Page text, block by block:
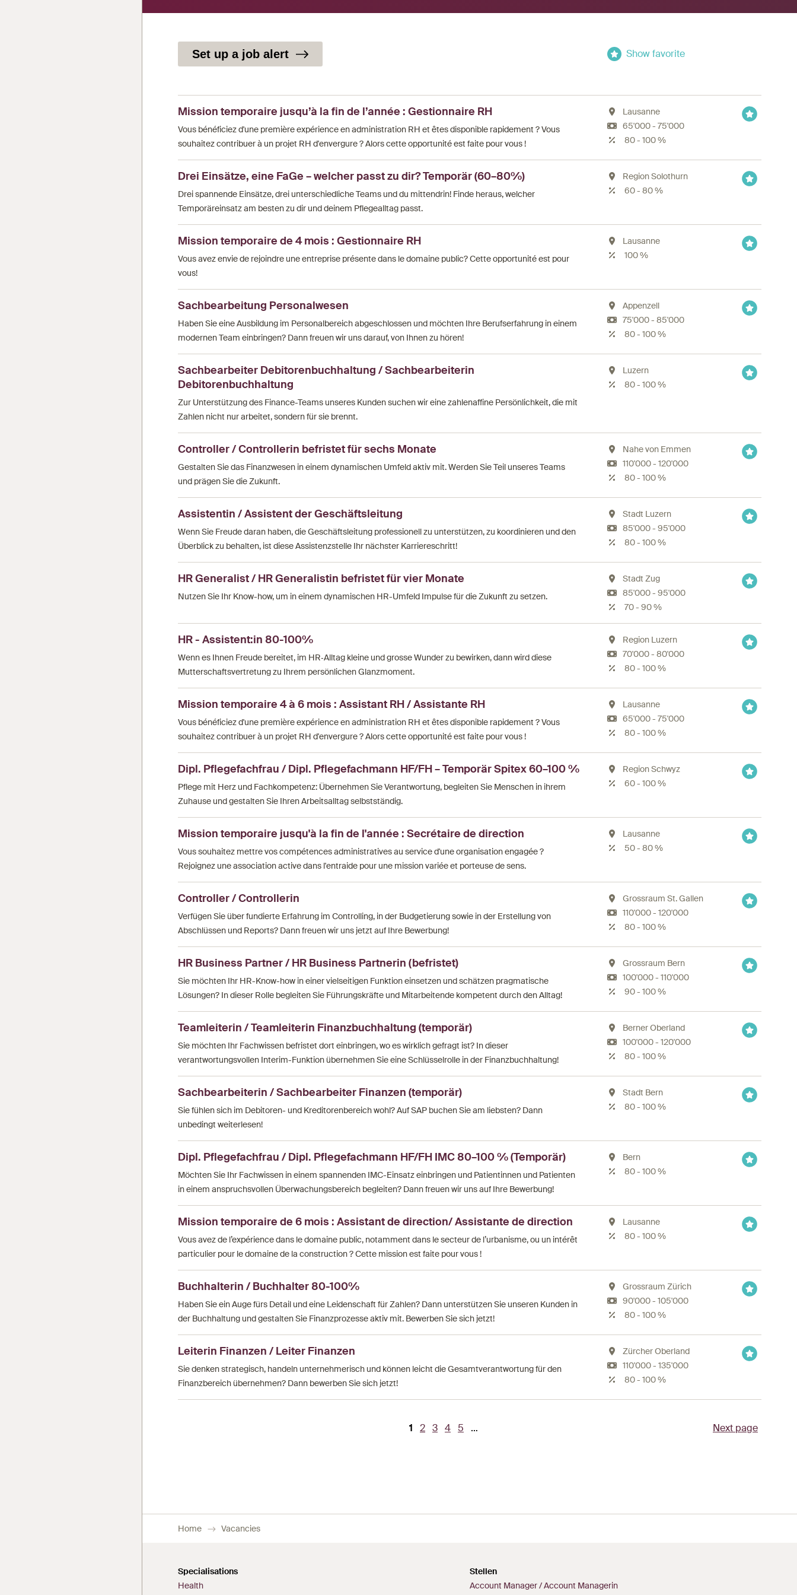
Set up a job alert Show favorite
Mission temporaire jusqu’à la fin de l’année : Gestionnaire RH
Vous bénéficiez d'une première expérience en administration RH et êtes disponible rapidement ? Vous
souhaitez contribuer à un projet RH d'envergure ? Alors cette opportunité est faite pour vous !
Lausanne
65'000 - 75'000
80 - 100 %
Drei Einsätze, eine FaGe – welcher passt zu dir? Temporär (60–80%)
Drei spannende Einsätze, drei unterschiedliche Teams und du mittendrin! Finde heraus, welcher
Temporäreinsatz am besten zu dir und deinem Pflegealltag passt.
Region Solothurn
60 - 80 %
Mission temporaire de 4 mois : Gestionnaire RH
Vous avez envie de rejoindre une entreprise présente dans le domaine public? Cette opportunité est pour
vous!
Lausanne
100 %
Sachbearbeitung Personalwesen
Haben Sie eine Ausbildung im Personalbereich abgeschlossen und möchten Ihre Berufserfahrung in einem
modernen Team einbringen? Dann freuen wir uns darauf, von Ihnen zu hören!
Appenzell
75'000 - 85'000
80 - 100 %
Sachbearbeiter Debitorenbuchhaltung / Sachbearbeiterin
Debitorenbuchhaltung
Zur Unterstützung des Finance-Teams unseres Kunden suchen wir eine zahlenaffine Persönlichkeit, die mit
Zahlen nicht nur arbeitet, sondern für sie brennt.
Luzern
80 - 100 %
Controller / Controllerin befristet für sechs Monate
Gestalten Sie das Finanzwesen in einem dynamischen Umfeld aktiv mit. Werden Sie Teil unseres Teams
und prägen Sie die Zukunft.
Nahe von Emmen
110'000 - 120'000
80 - 100 %
Assistentin / Assistent der Geschäftsleitung
Wenn Sie Freude daran haben, die Geschäftsleitung professionell zu unterstützen, zu koordinieren und den
Überblick zu behalten, ist diese Assistenzstelle Ihr nächster Karriereschritt!
Stadt Luzern
85'000 - 95'000
80 - 100 %
HR Generalist / HR Generalistin befristet für vier Monate
Nutzen Sie Ihr Know-how, um in einem dynamischen HR-Umfeld Impulse für die Zukunft zu setzen.
Stadt Zug
85'000 - 95'000
70 - 90 %
HR - Assistent:in 80-100%
Wenn es Ihnen Freude bereitet, im HR‑Alltag kleine und grosse Wunder zu bewirken, dann wird diese
Mutterschaftsvertretung zu Ihrem persönlichen Glanzmoment.
Region Luzern
70'000 - 80'000
80 - 100 %
Mission temporaire 4 à 6 mois : Assistant RH / Assistante RH
Vous bénéficiez d'une première expérience en administration RH et êtes disponible rapidement ? Vous
souhaitez contribuer à un projet RH d'envergure ? Alors cette opportunité est faite pour vous !
Lausanne
65'000 - 75'000
80 - 100 %
Dipl. Pflegefachfrau / Dipl. Pflegefachmann HF/FH – Temporär Spitex 60–100 %
Pflege mit Herz und Fachkompetenz: Übernehmen Sie Verantwortung, begleiten Sie Menschen in ihrem
Zuhause und gestalten Sie Ihren Arbeitsalltag selbstständig.
Region Schwyz
60 - 100 %
Mission temporaire jusqu'à la fin de l'année : Secrétaire de direction
Vous souhaitez mettre vos compétences administratives au service d'une organisation engagée ?
Rejoignez une association active dans l'entraide pour une mission variée et porteuse de sens.
Lausanne
50 - 80 %
Controller / Controllerin
Verfügen Sie über fundierte Erfahrung im Controlling, in der Budgetierung sowie in der Erstellung von
Abschlüssen und Reports? Dann freuen wir uns jetzt auf Ihre Bewerbung!
Grossraum St. Gallen
110'000 - 120'000
80 - 100 %
HR Business Partner / HR Business Partnerin (befristet)
Sie möchten Ihr HR-Know-how in einer vielseitigen Funktion einsetzen und schätzen pragmatische
Lösungen? In dieser Rolle begleiten Sie Führungskräfte und Mitarbeitende kompetent durch den Alltag!
Grossraum Bern
100'000 - 110'000
90 - 100 %
Teamleiterin / Teamleiterin Finanzbuchhaltung (temporär)
Sie möchten Ihr Fachwissen befristet dort einbringen, wo es wirklich gefragt ist? In dieser
verantwortungsvollen Interim-Funktion übernehmen Sie eine Schlüsselrolle in der Finanzbuchhaltung!
Berner Oberland
100'000 - 120'000
80 - 100 %
Sachbearbeiterin / Sachbearbeiter Finanzen (temporär)
Sie fühlen sich im Debitoren- und Kreditorenbereich wohl? Auf SAP buchen Sie am liebsten? Dann
unbedingt weiterlesen!
Stadt Bern
80 - 100 %
Dipl. Pflegefachfrau / Dipl. Pflegefachmann HF/FH IMC 80–100 % (Temporär)
Möchten Sie Ihr Fachwissen in einem spannenden IMC-Einsatz einbringen und Patientinnen und Patienten
in einem anspruchsvollen Überwachungsbereich begleiten? Dann freuen wir uns auf Ihre Bewerbung!
Bern
80 - 100 %
Mission temporaire de 6 mois : Assistant de direction/ Assistante de direction
Vous avez de l’expérience dans le domaine public, notamment dans le secteur de l’urbanisme, ou un intérêt
particulier pour le domaine de la construction ? Cette mission est faite pour vous !
Lausanne
80 - 100 %
Buchhalterin / Buchhalter 80-100%
Haben Sie ein Auge fürs Detail und eine Leidenschaft für Zahlen? Dann unterstützen Sie unseren Kunden in
der Buchhaltung und gestalten Sie Finanzprozesse aktiv mit. Bewerben Sie sich jetzt!
Grossraum Zürich
90'000 - 105'000
80 - 100 %
Leiterin Finanzen / Leiter Finanzen
Sie denken strategisch, handeln unternehmerisch und können leicht die Gesamtverantwortung für den
Finanzbereich übernehmen? Dann bewerben Sie sich jetzt!
Zürcher Oberland
110'000 - 135'000
80 - 100 %
Current
1 Page
2 Page
3 Page
4 Page
5 … Next page
Home Vacancies
Specialisations
Health
Stellen
Account Manager / Account Managerin